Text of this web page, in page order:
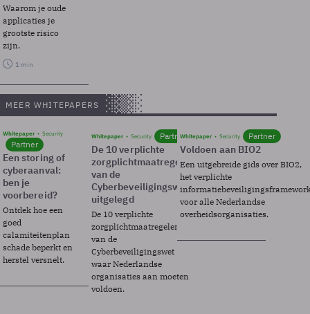
Waarom je oude
applicaties je
grootste risico
zijn.
1 min
MEER WHITEPAPERS
Whitepaper Security
Partner
Een storing of
cyberaanval:
ben je
voorbereid?
Ontdek hoe een
goed
calamiteitenplan
schade beperkt en
herstel versnelt.
Whitepaper Security Partner
De 10 verplichte
zorgplichtmaatregelen
van de
Cyberbeveiligingswet
uitgelegd
De 10 verplichte
zorgplichtmaatregelen
van de
Cyberbeveiligingswet
waar Nederlandse
organisaties aan moeten
voldoen.
Whitepaper Security Partner
Voldoen aan BIO2
Een uitgebreide gids over BIO2,
het verplichte
voor alle Nederlandse
overheidsorganisaties.